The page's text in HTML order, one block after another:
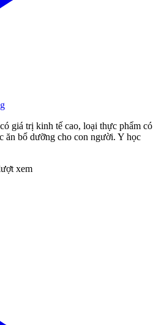
giá trị kinh tế cao, loại thực phẩm có
ăn bổ dưỡng cho con người. Y học
xem